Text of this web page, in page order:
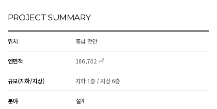
PROJECT SUMMARY
위치 충남 천안
연면적 166,702 ㎡
규모(지하/지상) 지하 1층 / 지상 6층
분야 설계